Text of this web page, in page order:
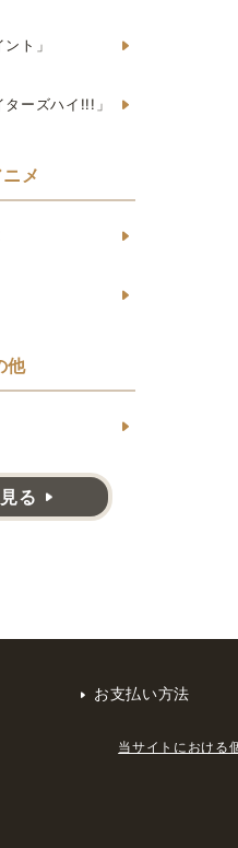
ト」
ーズハイ!!!」
メ
他
る
お支払い方法
当サイトにおける